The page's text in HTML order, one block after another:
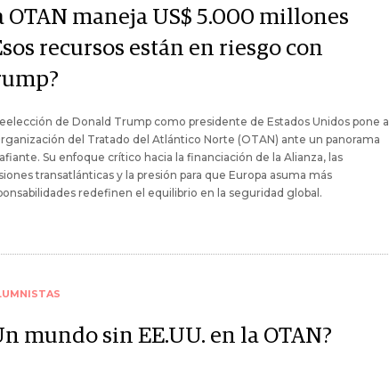
OTAN maneja US$ 5.000 millones
recursos están en riesgo con
de Donald Trump como presidente de Estados Unidos pone a
del Tratado del Atlántico Norte (OTAN) ante un panorama
Su enfoque crítico hacia la financiación de la Alianza, las
transatlánticas y la presión para que Europa asuma más
redefinen el equilibrio en la seguridad global.
mundo sin EE.UU. en la OTAN?